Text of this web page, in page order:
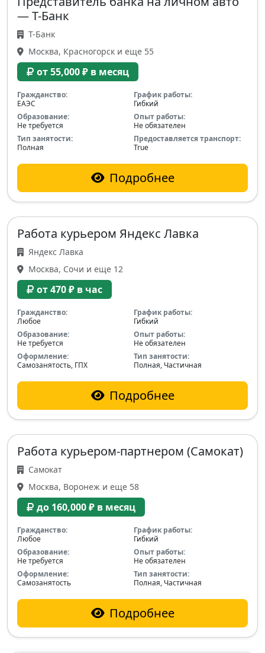
— Т-Банк
Т-Банк
Москва, Красногорск и еще 55
от 55,000 ₽ в месяц
Гражданство:
ЕАЭС
График работы:
Гибкий
Образование:
Не требуется
Опыт работы:
Не обязателен
Тип занятости:
Полная
Предоставляется транспорт:
True
Подробнее
Работа курьером Яндекс Лавка
Яндекс Лавка
Москва, Сочи и еще 12
от 470 ₽ в час
Гражданство:
Любое
График работы:
Гибкий
Образование:
Не требуется
Опыт работы:
Не обязателен
Оформление:
Самозанятость, ГПХ
Тип занятости:
Полная, Частичная
Подробнее
Работа курьером-партнером (Самокат)
Самокат
Москва, Воронеж и еще 58
до 160,000 ₽ в месяц
Гражданство:
Любое
График работы:
Гибкий
Образование:
Не требуется
Опыт работы:
Не обязателен
Оформление:
Самозанятость
Тип занятости:
Полная, Частичная
Подробнее